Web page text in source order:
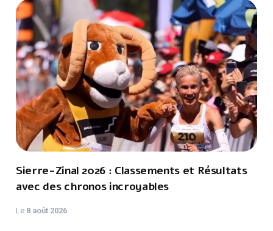
Sierre-Zinal 2026 : Classements et Résultats
avec des chronos incroyables
Le 8 août 2026